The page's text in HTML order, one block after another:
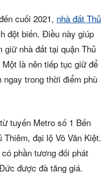
cuối 2021, nhà đất Thủ
đột biến. Điều này giúp
giữ nhà đất tại quận Thủ
là nên tiếp tục giữ để
trong thời điểm phù
tuyến Metro số 1 Bến
đại lộ Võ Văn Kiệt.
phần tương đối phát
được đà tăng giá.